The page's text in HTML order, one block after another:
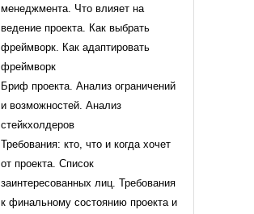
менеджмента. Что влияет на
ведение проекта. Как выбрать
фреймворк. Как адаптировать
фреймворк
Бриф проекта. Анализ ограничений
и возможностей. Анализ
стейкхолдеров
Требования: кто, что и когда хочет
от проекта. Список
заинтересованных лиц. Требования
к финальному состоянию проекта и